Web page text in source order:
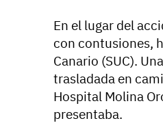
En el lugar del
con contusiones,
Canario (SUC).
trasladada en
Hospital Molina
presentaba.